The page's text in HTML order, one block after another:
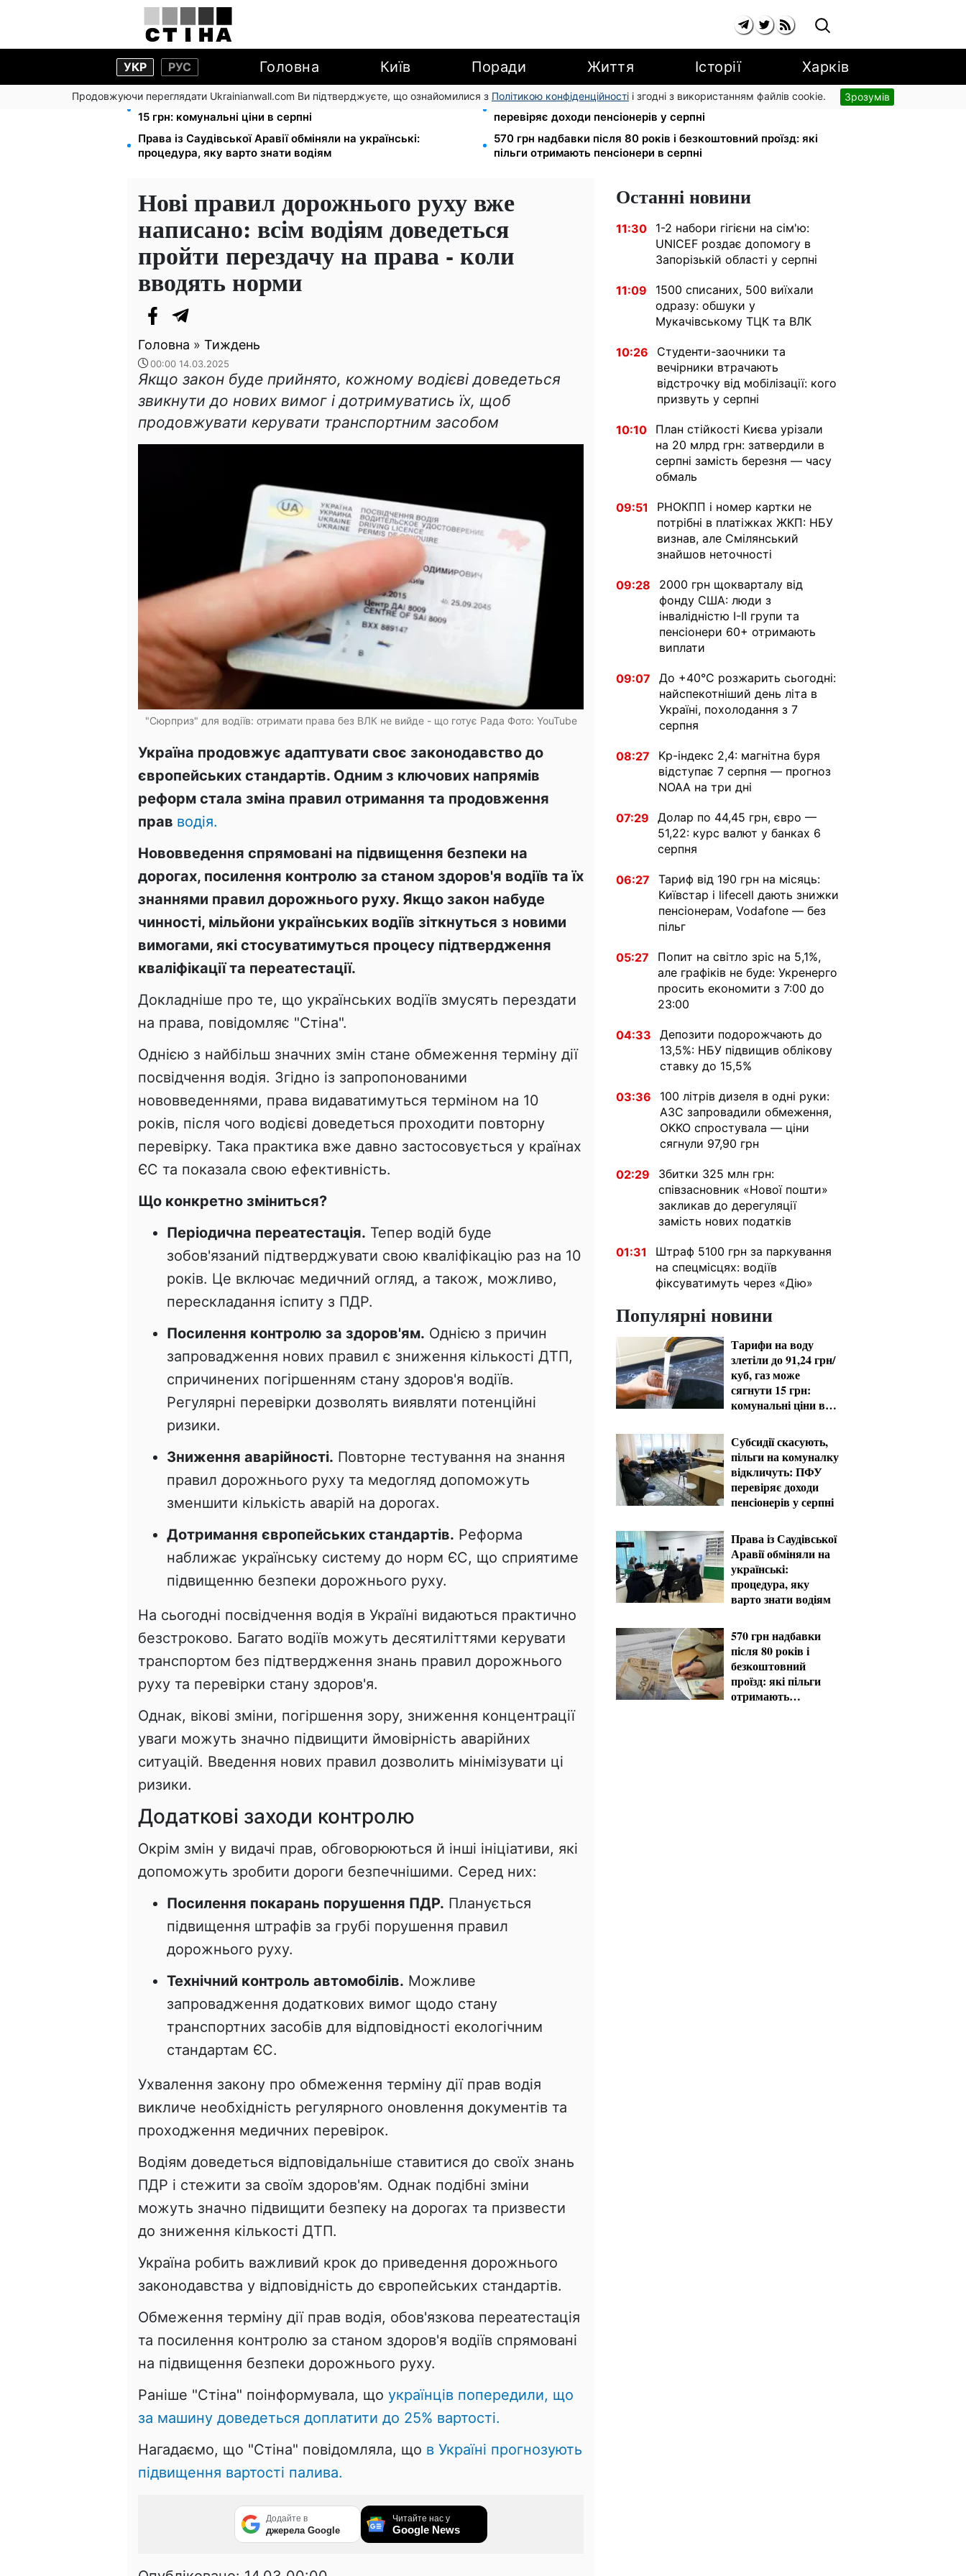
УКР РУС Головна Київ Поради Життя Історії Харків
Продовжуючи переглядати Ukrainianwall.com Ви підтверджуєте, що ознайомилися з Політикою конфіденційності і згодні з використанням файлів cookie. Зрозумів
Тарифи на воду злетіли до 91,24 грн/куб, газ може сягнути
15 грн: комунальні ціни в серпні
Субсидії скасують, пільги на комуналку відкличуть: ПФУ
перевіряє доходи пенсіонерів у серпні
Права із Саудівської Аравії обміняли на українські:
процедура, яку варто знати водіям
570 грн надбавки після 80 років і безкоштовний проїзд: які
пільги отримають пенсіонери в серпні
Нові правил дорожнього руху вже
написано: всім водіям доведеться
пройти перездачу на права - коли
вводять норми
Головна » Тиждень
00:00 14.03.2025
Якщо закон буде прийнято, кожному водієві доведеться
звикнути до нових вимог і дотримуватись їх, щоб
продовжувати керувати транспортним засобом
"Сюрприз" для водіїв: отримати права без ВЛК не вийде - що готує Рада Фото: YouTube
Україна продовжує адаптувати своє законодавство до
європейських стандартів. Одним з ключових напрямів
реформ стала зміна правил отримання та продовження
прав водія.
Нововведення спрямовані на підвищення безпеки на
дорогах, посилення контролю за станом здоров'я водіїв та їх
знаннями правил дорожнього руху. Якщо закон набуде
чинності, мільйони українських водіїв зіткнуться з новими
вимогами, які стосуватимуться процесу підтвердження
кваліфікації та переатестації.
Докладніше про те, що українських водіїв змусять перездати
на права, повідомляє "Стіна".
Однією з найбільш значних змін стане обмеження терміну дії
посвідчення водія. Згідно із запропонованими
нововведеннями, права видаватимуться терміном на 10
років, після чого водієві доведеться проходити повторну
перевірку. Така практика вже давно застосовується у країнах
ЄС та показала свою ефективність.
Що конкретно зміниться?
Періодична переатестація. Тепер водій буде
зобов'язаний підтверджувати свою кваліфікацію раз на 10
років. Це включає медичний огляд, а також, можливо,
перескладання іспиту з ПДР.
Посилення контролю за здоров'ям. Однією з причин
запровадження нових правил є зниження кількості ДТП,
спричинених погіршенням стану здоров'я водіїв.
Регулярні перевірки дозволять виявляти потенційні
ризики.
Зниження аварійності. Повторне тестування на знання
правил дорожнього руху та медогляд допоможуть
зменшити кількість аварій на дорогах.
Дотримання європейських стандартів. Реформа
наближає українську систему до норм ЄС, що сприятиме
підвищенню безпеки дорожнього руху.
На сьогодні посвідчення водія в Україні видаються практично
безстроково. Багато водіїв можуть десятиліттями керувати
транспортом без підтвердження знань правил дорожнього
руху та перевірки стану здоров'я.
Однак, вікові зміни, погіршення зору, зниження концентрації
уваги можуть значно підвищити ймовірність аварійних
ситуацій. Введення нових правил дозволить мінімізувати ці
ризики.
Додаткові заходи контролю
Окрім змін у видачі прав, обговорюються й інші ініціативи, які
допоможуть зробити дороги безпечнішими. Серед них:
Посилення покарань порушення ПДР. Планується
підвищення штрафів за грубі порушення правил
дорожнього руху.
Технічний контроль автомобілів. Можливе
запровадження додаткових вимог щодо стану
транспортних засобів для відповідності екологічним
стандартам ЄС.
Ухвалення закону про обмеження терміну дії прав водія
викличе необхідність регулярного оновлення документів та
проходження медичних перевірок.
Водіям доведеться відповідальніше ставитися до своїх знань
ПДР і стежити за своїм здоров'ям. Однак подібні зміни
можуть значно підвищити безпеку на дорогах та призвести
до зниження кількості ДТП.
Україна робить важливий крок до приведення дорожнього
законодавства у відповідність до європейських стандартів.
Обмеження терміну дії прав водія, обов'язкова переатестація
та посилення контролю за станом здоров'я водіїв спрямовані
на підвищення безпеки дорожнього руху.
Раніше "Стіна" поінформувала, що українців попередили, що
за машину доведеться доплатити до 25% вартості.
Нагадаємо, що "Стіна" повідомляла, що в Україні прогнозують
підвищення вартості палива.
Додайте в
джерела Google
Читайте нас у
Google News
Останні новини
11:30
1-2 набори гігієни на сім'ю:
UNICEF роздає допомогу в
Запорізькій області у серпні
11:09
1500 списаних, 500 виїхали
одразу: обшуки у
Мукачівському ТЦК та ВЛК
10:26
Студенти-заочники та
вечірники втрачають
відстрочку від мобілізації: кого
призвуть у серпні
10:10
План стійкості Києва урізали
на 20 млрд грн: затвердили в
серпні замість березня — часу
обмаль
09:51
РНОКПП і номер картки не
потрібні в платіжках ЖКП: НБУ
визнав, але Смілянський
знайшов неточності
09:28
2000 грн щокварталу від
фонду США: люди з
інвалідністю I-II групи та
пенсіонери 60+ отримають
виплати
09:07
До +40°С розжарить сьогодні:
найспекотніший день літа в
Україні, похолодання з 7
серпня
08:27
Kp-індекс 2,4: магнітна буря
відступає 7 серпня — прогноз
NOAA на три дні
07:29
Долар по 44,45 грн, євро —
51,22: курс валют у банках 6
серпня
06:27
Тариф від 190 грн на місяць:
Київстар і lifecell дають знижки
пенсіонерам, Vodafone — без
пільг
05:27
Попит на світло зріс на 5,1%,
але графіків не буде: Укренерго
просить економити з 7:00 до
23:00
04:33
Депозити подорожчають до
13,5%: НБУ підвищив облікову
ставку до 15,5%
03:36
100 літрів дизеля в одні руки:
АЗС запровадили обмеження,
OKKO спростувала — ціни
сягнули 97,90 грн
02:29
Збитки 325 млн грн:
співзасновник «Нової пошти»
закликав до дерегуляції
замість нових податків
01:31
Штраф 5100 грн за паркування
на спецмісцях: водіїв
фіксуватимуть через «Дію»
Популярні новини
Тарифи на воду
злетіли до 91,24 грн/
куб, газ може
сягнути 15 грн:
комунальні ціни в
Субсидії скасують,
пільги на комуналку
відкличуть: ПФУ
перевіряє доходи
пенсіонерів у серпні
Права із Саудівської
Аравії обміняли на
українські:
процедура, яку
варто знати водіям
570 грн надбавки
після 80 років і
безкоштовний
проїзд: які пільги
отримають